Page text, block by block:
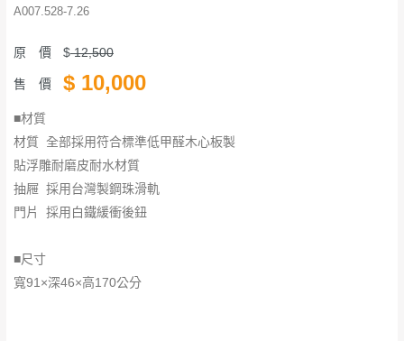
A007.528-7.26
原 價 $12,500
售 價 $ 10,000
■材質
材質 全部採用符合標準低甲醛木心板製
貼浮雕耐磨皮耐水材質
抽屜 採用台灣製鋼珠滑軌
門片 採用白鐵緩衝後鈕
■尺寸
寬91×深46×高170公分